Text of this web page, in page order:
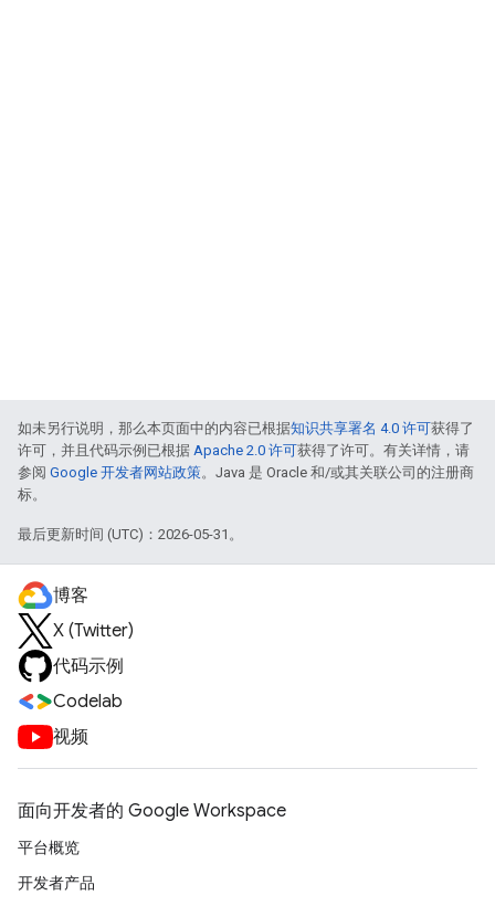
如未另行说明，那么本页面中的内容已根据知识共享署名 4.0 许可获得了
许可，并且代码示例已根据 Apache 2.0 许可获得了许可。有关详情，请
参阅 Google 开发者网站政策。Java 是 Oracle 和/或其关联公司的注册商
标。
最后更新时间 (UTC)：2026-05-31。
博客
X (Twitter)
代码示例
Codelab
视频
面向开发者的 Google Workspace
平台概览
开发者产品